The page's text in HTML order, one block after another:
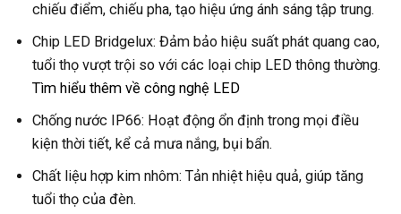
chiếu điểm, chiếu pha, tạo hiệu ứng ánh sáng tập trung.
Chip LED Bridgelux: Đảm bảo hiệu suất phát quang cao,
tuổi thọ vượt trội so với các loại chip LED thông thường.
Tìm hiểu thêm về công nghệ LED
Chống nước IP66: Hoạt động ổn định trong mọi điều
kiện thời tiết, kể cả mưa nắng, bụi bẩn.
Chất liệu hợp kim nhôm: Tản nhiệt hiệu quả, giúp tăng
tuổi thọ của đèn.